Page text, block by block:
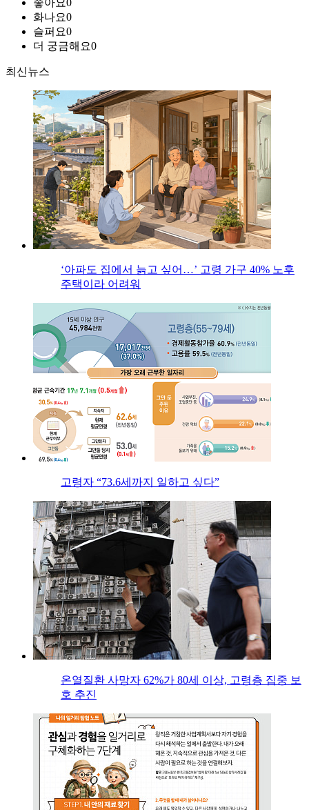
좋아요0
화나요0
슬퍼요0
더 궁금해요0
최신뉴스
‘아파도 집에서 늙고 싶어…’ 고령 가구 40% 노후
주택이라 어려워
고령자 “73.6세까지 일하고 싶다”
온열질환 사망자 62%가 80세 이상, 고령층 집중 보
호 추진